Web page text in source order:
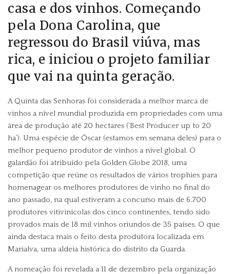
casa e dos vinhos. Começando
pela Dona Carolina, que
regressou do Brasil viúva, mas
rica, e iniciou o projeto familiar
que vai na quinta geração.
A Quinta das Senhoras foi considerada a melhor marca de
vinhos a nível mundial produzida em propriedades com uma
área de produção até 20 hectares (‘Best Producer up to 20
ha’). Uma espécie de Óscar (estamos em semana deles) para o
melhor pequeno produtor de vinhos a nível global. O
galardão foi atribuído pela Golden Globe 2018, uma
competição que reúne os resultados de vários trophies para
homenagear os melhores produtores de vinho no final do
ano passado, na qual estiveram a concurso mais de 6.700
produtores vitivinícolas dos cinco continentes, tendo sido
provados mais de 18 mil vinhos oriundos de 35 países. O que
ainda destaca mais o feito desta produtora localizada em
Marialva, uma aldeia histórica do distrito da Guarda.
A nomeação foi revelada a 11 de dezembro pela organização